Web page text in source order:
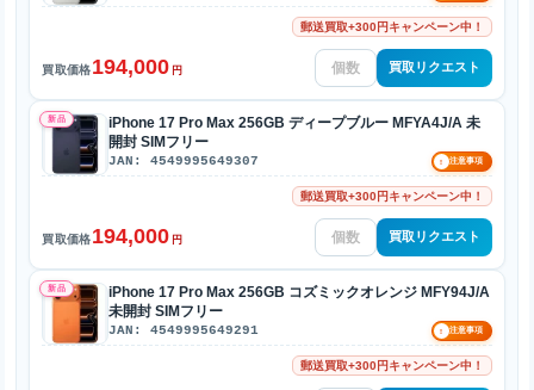
郵送買取+300円キャンペーン中！
買取価格194,000 円 買取リクエスト
新品
iPhone 17 Pro Max 256GB ディープブルー MFYA4J/A 未
開封 SIMフリー
JAN: 4549995649307 ! 注意事項
郵送買取+300円キャンペーン中！
買取価格194,000 円 買取リクエスト
新品
iPhone 17 Pro Max 256GB コズミックオレンジ MFY94J/A
未開封 SIMフリー
JAN: 4549995649291 ! 注意事項
郵送買取+300円キャンペーン中！